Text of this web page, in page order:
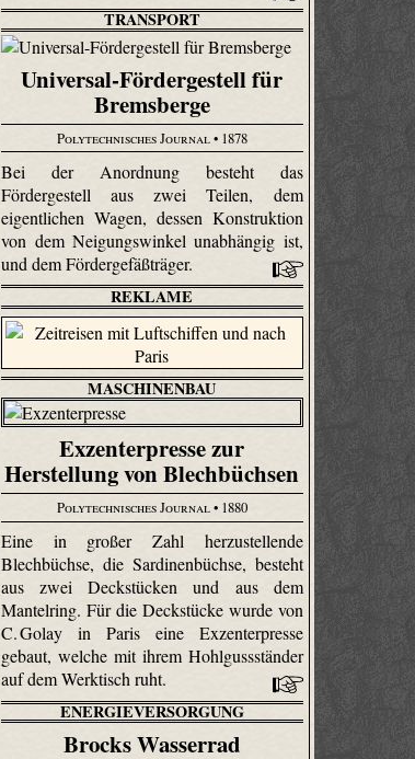
TRANSPORT
Universal-Fördergestell für
Bremsberge
Polytechnisches Journal• 1878
Bei der Anordnung besteht das
Fördergestell aus zwei Teilen, dem
eigentlichen Wagen, dessen Konstruktion
von dem Neigungswinkel unabhängig ist,
und dem Fördergefäßträger.
REKLAME
MASCHINENBAU
Exzenterpresse zur
Herstellung von Blechbüchsen
Polytechnisches Journal• 1880
Eine in großer Zahl herzustellende
Blechbüchse, die Sardinenbüchse, besteht
aus zwei Deckstücken und aus dem
Mantelring. Für die Deckstücke wurde von
C. Golay in Paris eine Exzenterpresse
gebaut, welche mit ihrem Hohlgussständer
auf dem Werktisch ruht.
ENERGIEVERSORGUNG
Brocks Wasserrad